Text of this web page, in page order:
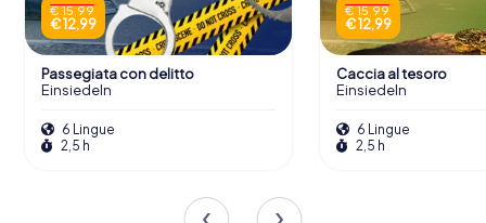
€ 15,99
€ 12,99
Passegiata con delitto
Einsiedeln
6 Lingue
2,5 h
€ 15,99
€ 12,99
Caccia al tesoro
Einsiedeln
6 Lingue
2,5 h